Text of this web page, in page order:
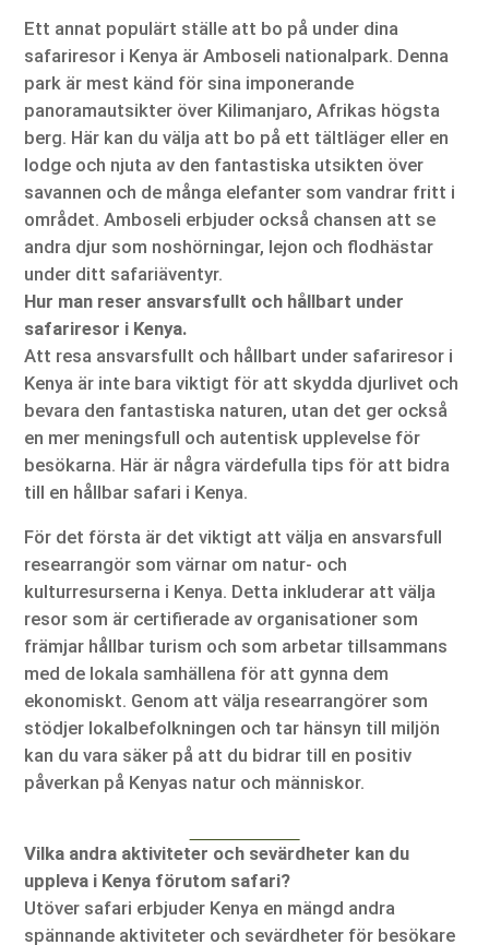
Ett annat populärt ställe att bo på under dina
safariresor i Kenya är Amboseli nationalpark. Denna
park är mest känd för sina imponerande
panoramautsikter över Kilimanjaro, Afrikas högsta
berg. Här kan du välja att bo på ett tältläger eller en
lodge och njuta av den fantastiska utsikten över
savannen och de många elefanter som vandrar fritt i
området. Amboseli erbjuder också chansen att se
andra djur som noshörningar, lejon och flodhästar
under ditt safariäventyr.
Hur man reser ansvarsfullt och hållbart under
safariresor i Kenya.
Att resa ansvarsfullt och hållbart under safariresor i
Kenya är inte bara viktigt för att skydda djurlivet och
bevara den fantastiska naturen, utan det ger också
en mer meningsfull och autentisk upplevelse för
besökarna. Här är några värdefulla tips för att bidra
till en hållbar safari i Kenya.
För det första är det viktigt att välja en ansvarsfull
researrangör som värnar om natur- och
kulturresurserna i Kenya. Detta inkluderar att välja
resor som är certifierade av organisationer som
främjar hållbar turism och som arbetar tillsammans
med de lokala samhällena för att gynna dem
ekonomiskt. Genom att välja researrangörer som
stödjer lokalbefolkningen och tar hänsyn till miljön
kan du vara säker på att du bidrar till en positiv
påverkan på Kenyas natur och människor.
Vilka andra aktiviteter och sevärdheter kan du
uppleva i Kenya förutom safari?
Utöver safari erbjuder Kenya en mängd andra
spännande aktiviteter och sevärdheter för besökare